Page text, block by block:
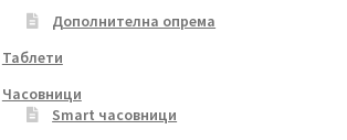
Дополнителна опрема
Таблети
Часовници
Smart часовници